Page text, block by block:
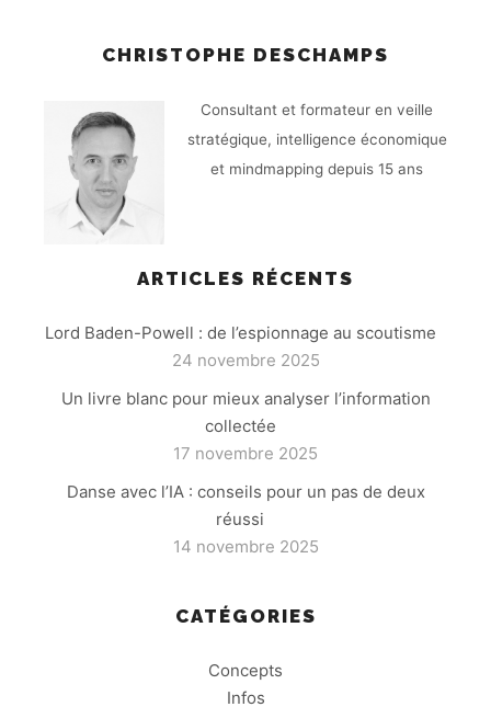
CHRISTOPHE DESCHAMPS
Consultant et formateur en veille
stratégique, intelligence économique
et mindmapping depuis 15 ans
ARTICLES RÉCENTS
Lord Baden-Powell : de l’espionnage au scoutisme
24 novembre 2025
Un livre blanc pour mieux analyser l’information
collectée
17 novembre 2025
Danse avec l’IA : conseils pour un pas de deux
réussi
14 novembre 2025
CATÉGORIES
Concepts
Infos